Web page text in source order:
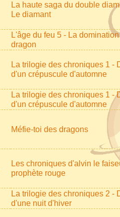
La haute saga du double
Le diamant
L'âge du feu 5 - La
dragon
La trilogie des chroniques 1 -
d'un crépuscule d'automne
La trilogie des chroniques 1 -
d'un crépuscule d'automne
Méfie-toi des dragons
Les chroniques d'alvin le
prophète rouge
La trilogie des chroniques 2 -
d'une nuit d'hiver